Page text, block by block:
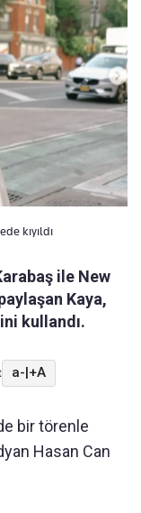
kıyıldı
ile New
Kaya,
kullandı.
a- +A
bir törenle
Hasan Can